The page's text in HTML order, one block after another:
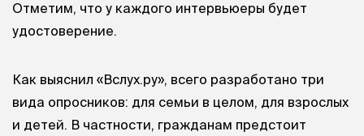
Отметим, что у каждого интервьюеры будет
удостоверение.
Как выяснил «Вслух.ру», всего разработано три
вида опросников: для семьи в целом, для взрослых
и детей. В частности, гражданам предстоит